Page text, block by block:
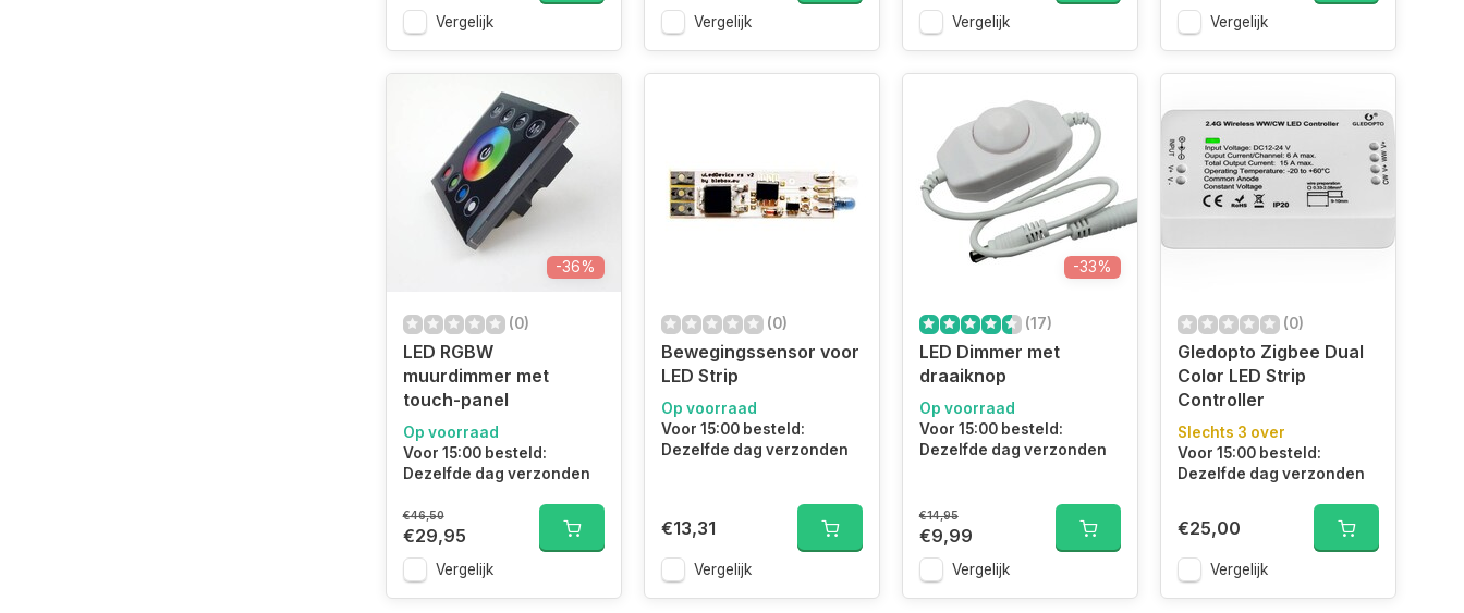
Vergelijk Vergelijk Vergelijk Vergelijk
-36%
(0)
LED RGBW
muurdimmer met
touch-panel
Op voorraad
Voor 15:00 besteld:
Dezelfde dag verzonden
€46,50
€29,95
Vergelijk
(0)
Bewegingssensor voor
LED Strip
Op voorraad
Voor 15:00 besteld:
Dezelfde dag verzonden
€13,31
Vergelijk
-33%
(17)
LED Dimmer met
draaiknop
Op voorraad
Voor 15:00 besteld:
Dezelfde dag verzonden
€14,95
€9,99
Vergelijk
(0)
Gledopto Zigbee Dual
Color LED Strip
Controller
Slechts 3 over
Voor 15:00 besteld:
Dezelfde dag verzonden
€25,00
Vergelijk